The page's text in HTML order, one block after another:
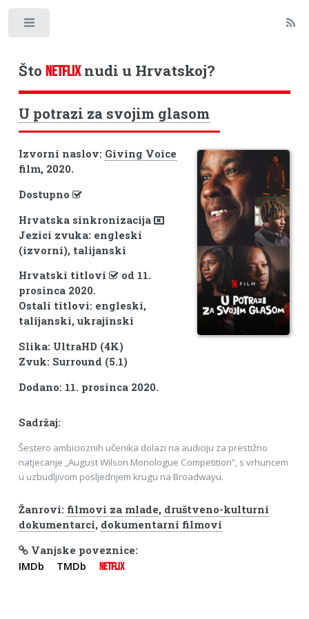
Što NETFLIXnudi u Hrvatskoj?
U potrazi za svojim glasom
Izvorni naslov: Giving Voice
film, 2020.
Dostupno
Hrvatska sinkronizacija
Jezici zvuka: engleski
(izvorni), talijanski
Hrvatski titlovi
od 11.
prosinca 2020.
Ostali titlovi: engleski,
talijanski, ukrajinski
Slika: UltraHD (4K)
Zvuk: Surround (5.1)
Dodano: 11. prosinca 2020.
Sadržaj:
Šestero ambicioznih učenika dolazi na audiciju za prestižno
natjecanje „August Wilson Monologue Competition”, s vrhuncem
u uzbudljivom posljednjem krugu na Broadwayu.
Žanrovi: filmovi za mlade, društveno-kulturni
dokumentarci, dokumentarni filmovi
Vanjske poveznice:
IMDb TMDb NETFLIX